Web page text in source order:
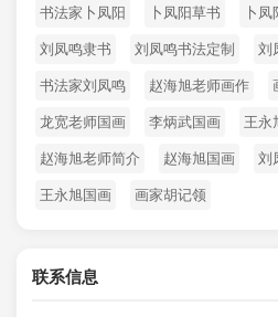
书法家卜凤阳 卜凤阳草书 卜
刘凤鸣隶书 刘凤鸣书法定制 刘
书法家刘凤鸣 赵海旭老师画作
龙宽老师国画 李炳武国画 王永
赵海旭老师简介 赵海旭国画 刘
王永旭国画 画家胡记领
联系信息